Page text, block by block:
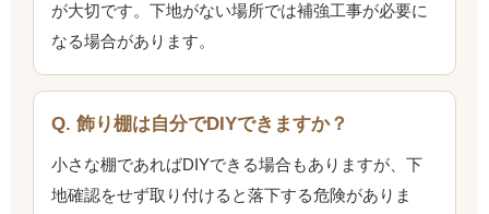
が大切です。下地がない場所では補強工事が必要に
なる場合があります。
Q. 飾り棚は自分でDIYできますか？
小さな棚であればDIYできる場合もありますが、下
地確認をせず取り付けると落下する危険がありま